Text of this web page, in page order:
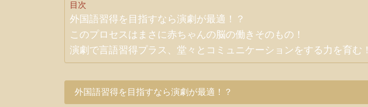
目次
外国語習得を目指すなら演劇が最適！？
このプロセスはまさに赤ちゃんの脳の働きそのもの！
演劇で言語習得プラス、堂々とコミュニケーションをする力を育む！
外国語習得を目指すなら演劇が最適！？